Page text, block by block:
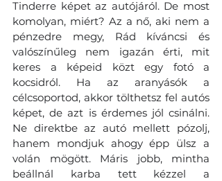
Tinderre képet az autójáról. De most
komolyan, miért? Az a nő, aki nem a
pénzedre megy, Rád kíváncsi és
valószínűleg nem igazán érti, mit
keres a képeid közt egy fotó a
kocsidról. Ha az aranyásók a
célcsoportod, akkor tölthetsz fel autós
képet, de azt is érdemes jól csinálni.
Ne direktbe az autó mellett pózolj,
hanem mondjuk ahogy épp ülsz a
volán mögött. Máris jobb, mintha
beállnál karba tett kézzel a